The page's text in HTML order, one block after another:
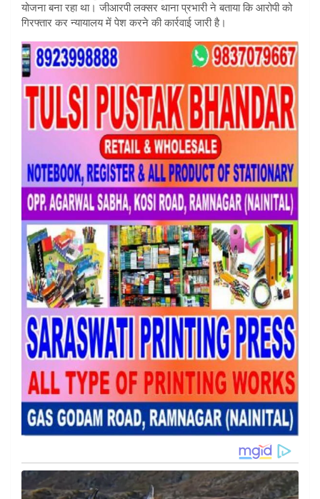
योजना बना रहा था। जीआरपी लक्सर थाना प्रभारी ने बताया कि आरोपी को
गिरफ्तार कर न्यायालय में पेश करने की कार्रवाई जारी है।